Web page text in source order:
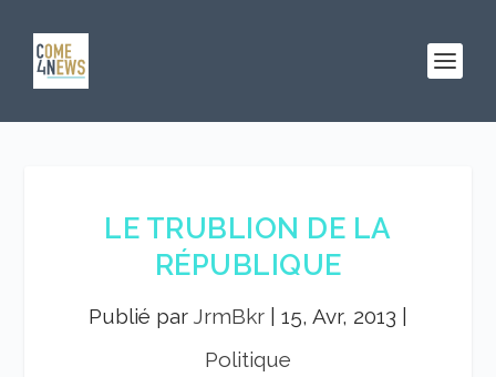
LE TRUBLION DE LA
RÉPUBLIQUE
Publié par JrmBkr 15, Avr, 2013
Politique